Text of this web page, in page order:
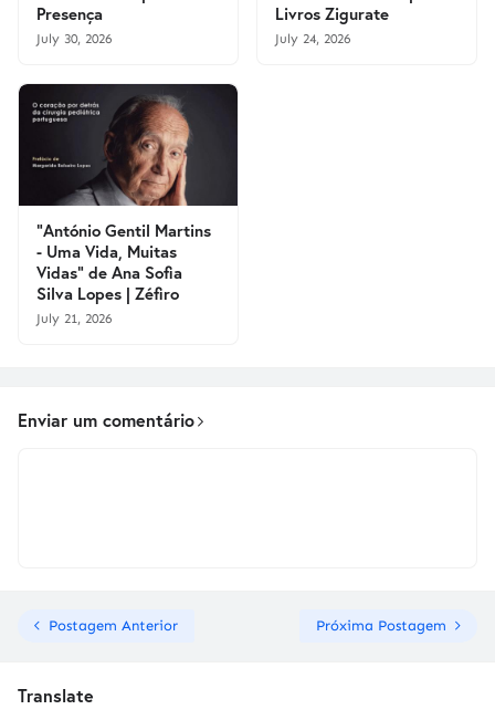
Presença
July 30, 2026
Livros Zigurate
July 24, 2026
"António Gentil Martins
- Uma Vida, Muitas
Vidas" de Ana Sofia
Silva Lopes | Zéfiro
July 21, 2026
Enviar um comentário
Postagem Anterior Próxima Postagem
Translate